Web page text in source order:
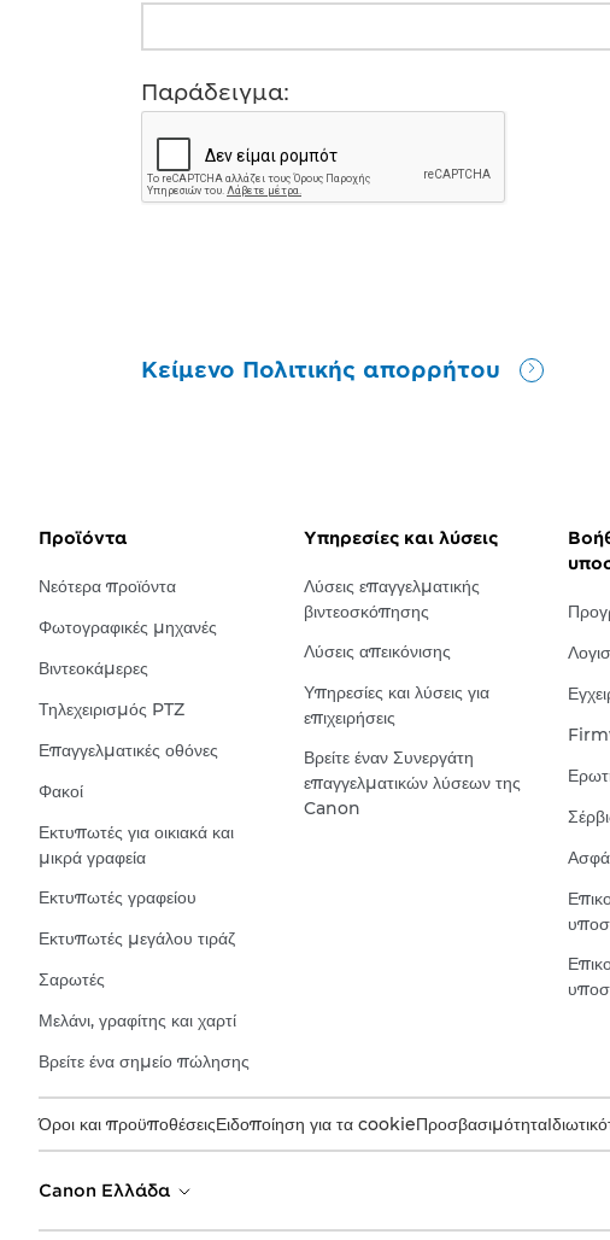
Παράδειγμα:
Κείμενο Πολιτικής απορρήτου
Προϊόντα
Νεότερα προϊόντα
Φωτογραφικές μηχανές
Βιντεοκάμερες
Τηλεχειρισμός PTZ
Επαγγελματικές οθόνες
Φακοί
Εκτυπωτές για οικιακά και
μικρά γραφεία
Εκτυπωτές γραφείου
Εκτυπωτές μεγάλου τιράζ
Σαρωτές
Μελάνι, γραφίτης και χαρτί
Βρείτε ένα σημείο πώλησης
Υπηρεσίες και λύσεις
Λύσεις επαγγελματικής
βιντεοσκόπησης
Λύσεις απεικόνισης
Υπηρεσίες και λύσεις για
επιχειρήσεις
Βρείτε έναν Συνεργάτη
επαγγελματικών λύσεων της
Canon
Όροι και προϋποθέσειςΕιδοποίηση για τα cookieΠροσβασιμότητα
Canon Ελλάδα